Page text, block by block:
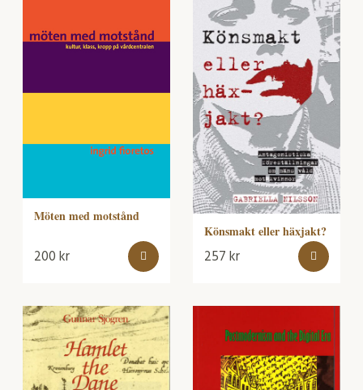
Möten med motstånd
200kr
Könsmakt eller häxjakt?
257kr